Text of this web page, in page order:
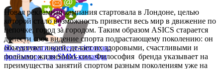
Як тестувати контент-гіпотези:
фреймворк для SMM-команди
Новая рекламная кампания стартовала в Лондоне, целью
которой стало возможность привести весь мир в движение по
цепочке, город за городом. Таким образом ASICS старается
донести свое видение спорта подрастающему поколению: он
объединяет людей, делает их здоровыми, счастливыми и
полными жизненных сил. Философия бренда указывает на
преимущества занятий спортом разным поколениям уже на